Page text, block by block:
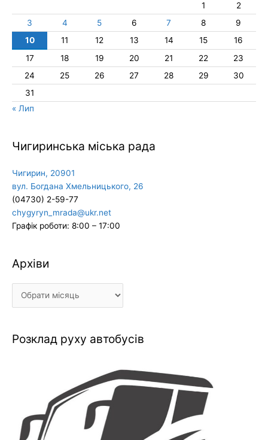
1
2
3
4 5 6 7 8
9
10
11 12 13 14 15
16
17
18 19 20 21 22
23
24
25 26 27 28 29
30
31
« Лип
Чигиринська міська рада
Чигирин, 20901
вул. Богдана Хмельницького, 26
(04730) 2-59-77
chygyryn_mrada@ukr.net
Графік роботи: 8:00 – 17:00
Архіви
Архіви
Розклад руху автобусів